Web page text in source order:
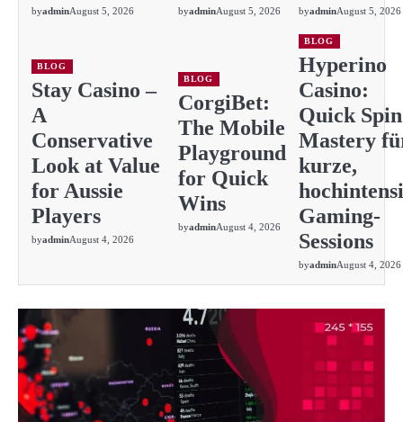
byadminAugust 5, 2026 byadminAugust 5, 2026 byadminAugust 5, 2026
BLOG
Stay Casino –
A
Conservative
Look at Value
for Aussie
Players
byadminAugust 4, 2026
BLOG
CorgiBet:
The Mobile
Playground
for Quick
Wins
byadminAugust 4, 2026
BLOG
Hyperino
Casino:
Quick Spin
Mastery
kurze,
Gaming-
Sessions
byadminAugust 4, 2026